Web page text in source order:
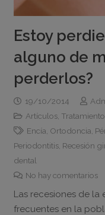
Estoy
alguno de
perderlos?
19/10/2014
Artículos,
Encía Ortodoncia
Periodontitis, Recesión
dental
No hay comentarios
Las recesiones de la
frecuentes en la